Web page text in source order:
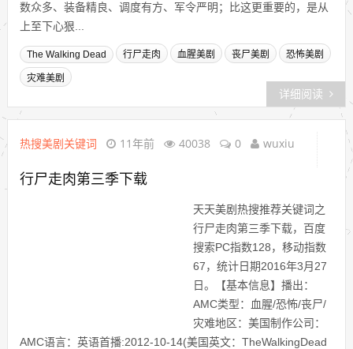
数众多、装备精良、调度有方、军令严明；比这更重要的，是从
上至下心狠...
The Walking Dead 行尸走肉 血腥美剧 丧尸美剧 恐怖美剧
灾难美剧
详细阅读
热搜美剧关键词 11年前 40038 0 wuxiu
行尸走肉第三季下载
天天美剧热搜推荐关键词之
行尸走肉第三季下载，百度
搜索PC指数128，移动指数
67，统计日期2016年3月27
日。【基本信息】播出：
AMC类型：血腥/恐怖/丧尸/
灾难地区：美国制作公司：
AMC语言：英语首播:2012-10-14(美国英文：TheWalkingDead